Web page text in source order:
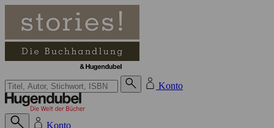
Suche bei Hugendubel
Konto
Konto